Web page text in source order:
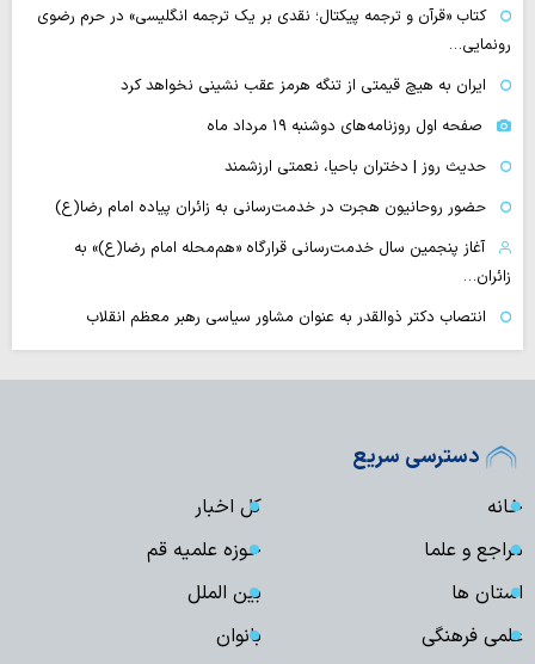
کتاب «قرآن و ترجمه پیکتال؛ نقدی بر یک ترجمه انگلیسی» در حرم رضوی
رونمایی…
ایران به هیچ قیمتی از تنگه هرمز عقب نشینی نخواهد کرد
صفحه اول روزنامه‌های دوشنبه ۱۹ مرداد ماه
حدیث روز | دختران باحیا، نعمتی ارزشمند
حضور روحانیون هجرت در خدمت‌رسانی به زائران پیاده امام رضا(ع)
آغاز پنجمین سال خدمت‌رسانی قرارگاه «هم‌محله امام رضا(ع)» به
زائران…
انتصاب دکتر ذوالقدر به عنوان مشاور سیاسی رهبر معظم انقلاب
دسترسی سریع
خانه
کل اخبار
مراجع و علما
حوزه علمیه قم
استان ها
بین الملل
علمی فرهنگی
بانوان